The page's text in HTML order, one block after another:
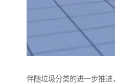
伴随垃圾分类的进一步推